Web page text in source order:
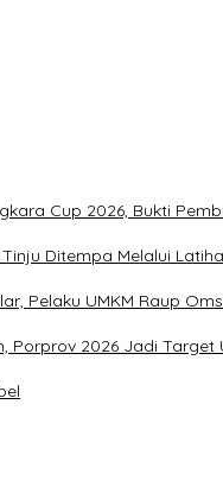
Cup 2026, Bukti
Ditempa Melalui
Pelaku UMKM Raup
Porprov 2026 Jadi Target